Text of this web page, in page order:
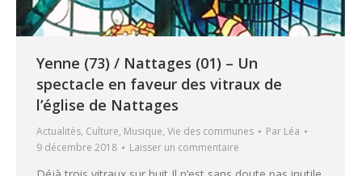
Yenne (73) / Nattages (01) – Un
spectacle en faveur des vitraux de
l’église de Nattages
Actualités, Culture, Musique, Vie des communes Par Léa
9 décembre 2018
Laisser un commentaire